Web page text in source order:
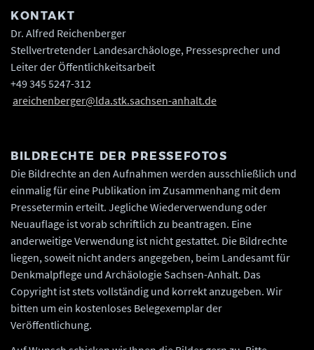
KONTAKT
Dr. Alfred Reichenberger
Stellvertretender Landesarchäologe, Pressesprecher und
Leiter der Öffentlichkeitsarbeit
+49 345 5247-312
areichenberger@lda.stk.sachsen-anhalt.de
BILDRECHTE DER PRESSEFOTOS
Die Bildrechte an den Aufnahmen werden ausschließlich und
einmalig für eine Publikation im Zusammenhang mit dem
Pressetermin erteilt. Jegliche Wiederverwendung oder
Neuauflage ist vorab schriftlich zu beantragen. Eine
anderweitige Verwendung ist nicht gestattet. Die Bildrechte
liegen, soweit nicht anders angegeben, beim Landesamt für
Denkmalpflege und Archäologie Sachsen-Anhalt. Das
Copyright ist stets vollständig und korrekt anzugeben. Wir
bitten um ein kostenloses Belegexemplar der
Veröffentlichung.